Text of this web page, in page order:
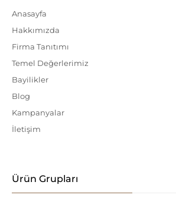
Anasayfa
Hakkımızda
Firma Tanıtımı
Temel Değerlerimiz
Bayilikler
Blog
Kampanyalar
İletişim
Ürün Grupları